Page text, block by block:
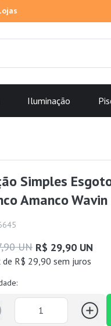
Iluminação
Simples
Amanco Wavin
UN R$ 29,90 UN
de R$ 29,90 sem juros